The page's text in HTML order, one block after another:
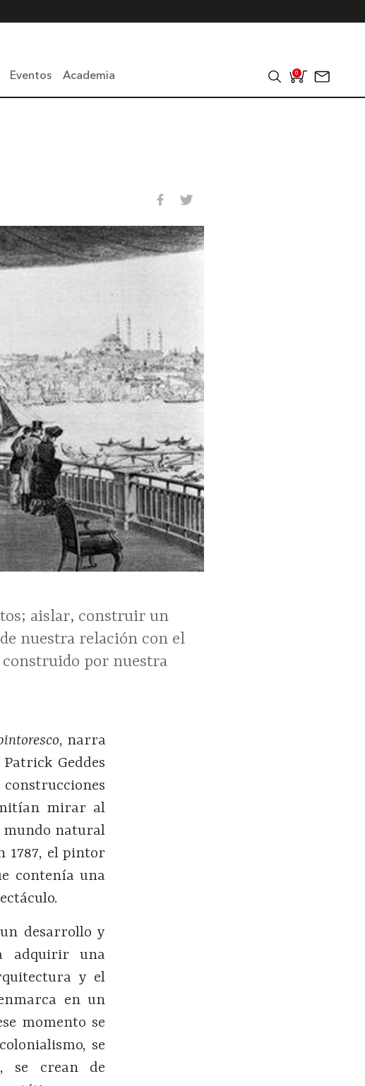
Eventos Academia 0
aislar, construir un
nuestra relación con el
construido por nuestra
, narra
Geddes
construcciones
mirar al
natural
1787, el pintor
contenía una
desarrollo y
adquirir una
y el
en un
momento se
se
se crean de